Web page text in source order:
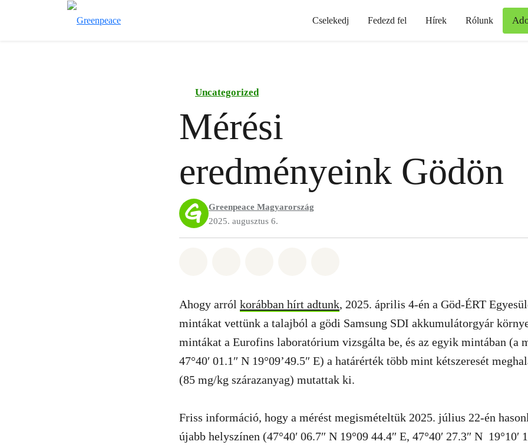
Cselekedj Fedezd fel Hírek Rólunk
Uncategorized
Mérési
eredményeink Gödön
Greenpeace Magyarország
2025. augusztus 6.
Ahogy arról korábban hírt adtunk, 2025. április 4-én a Göd-ÉRT
mintákat vettünk a talajból a gödi Samsung SDI akkumulátorgyár
mintákat a Eurofins laboratórium vizsgálta be, és az egyik mintában (a
47°40′ 01.1″ N 19°09’49.5″ E) a határérték több mint kétszeresét
(85 mg/kg szárazanyag) mutattak ki.
Friss információ, hogy a mérést megismételtük 2025. július 22-én
újabb helyszínen (47°40′ 06.7″ N 19°09 44.4″ E, 47°40′ 27.3″ N 19°10′